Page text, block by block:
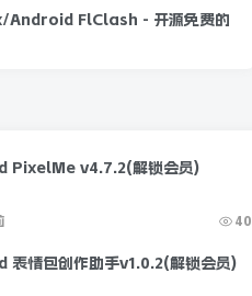
FlClash - 开源免费的
PixelMe v4.7.2(解锁会员)
40
情包创作助手v1.0.2(解锁会员)